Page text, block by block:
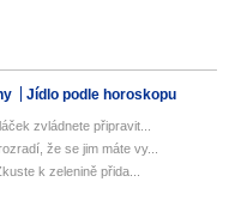
Jídlo podle horoskopu
zvládnete připravit...
že se jim máte vy...
k zelenině přida...